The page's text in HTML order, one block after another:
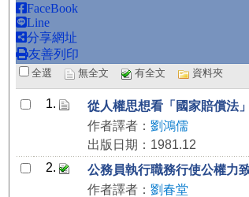
FaceBook
Line
分享網址
友善列印
全選 無全文 有全文 資料夾
1.
從人權思想看「國家賠償法」
作者譯者： 劉鴻儒
出版日期：1981.12
2.
公務員執行職務行使公權力
作者譯者： 劉春堂